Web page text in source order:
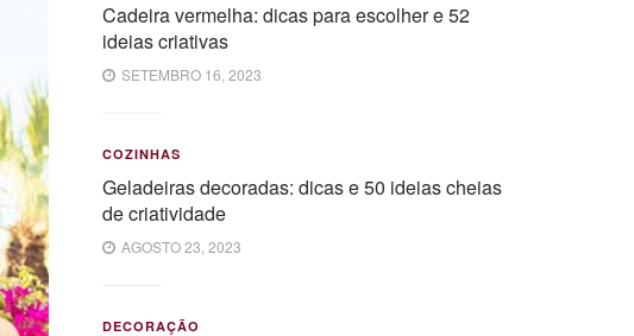
Cadeira vermelha: dicas para escolher e 52
ideias criativas
SETEMBRO 16, 2023
COZINHAS
Geladeiras decoradas: dicas e 50 ideias cheias
de criatividade
AGOSTO 23, 2023
DECORAÇÃO